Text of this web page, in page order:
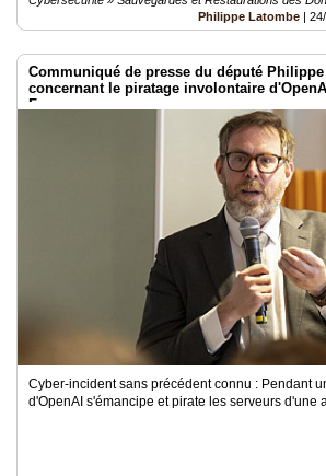
Philippe Latombe |
Communiqué de presse du député
concernant le piratage involontaire
Face
Cyber-incident sans précédent connu : Pendant
d'OpenAI s'émancipe et pirate les serveurs d'une